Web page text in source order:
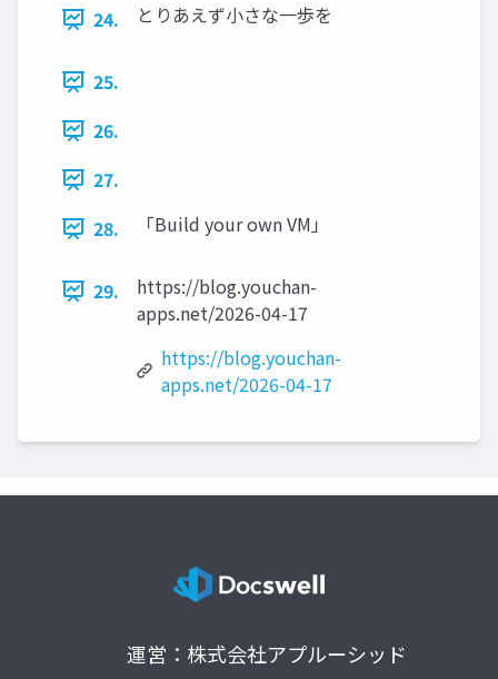
24. とりあえず小さな一歩を
25.
26.
27.
28.
「Build your own VM」
29.
https://blog.youchan-
apps.net/2026-04-17
https://blog.youchan-
apps.net/2026-04-17
運営：株式会社アプルーシッド